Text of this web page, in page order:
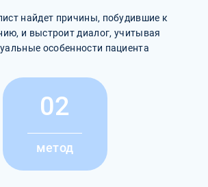
найдет причины, побудившие к
и выстроит диалог, учитывая
особенности пациента
02
метод